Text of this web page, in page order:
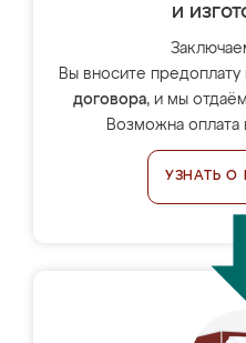
и
Вы вносите
договора, и мы
Возможна оплата
УЗНАТЬ О